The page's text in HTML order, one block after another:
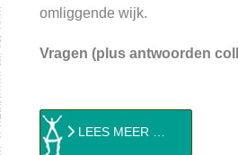
omliggende wijk.
Vragen (plus antwoorden
LEES MEER …